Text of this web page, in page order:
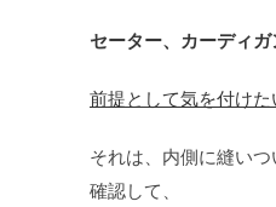
セーター、カーディ
前提として気を付けた
それは、内側に縫い
確認して、